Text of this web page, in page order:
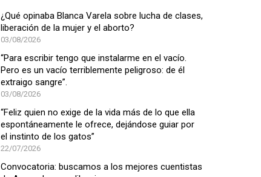
¿Qué opinaba Blanca Varela sobre lucha de clases,
liberación de la mujer y el aborto?
03/08/2026
“Para escribir tengo que instalarme en el vacío.
Pero es un vacío terriblemente peligroso: de él
extraigo sangre”.
03/08/2026
“Feliz quien no exige de la vida más de lo que ella
espontáneamente le ofrece, dejándose guiar por
el instinto de los gatos”
22/07/2026
Convocatoria: buscamos a los mejores cuentistas